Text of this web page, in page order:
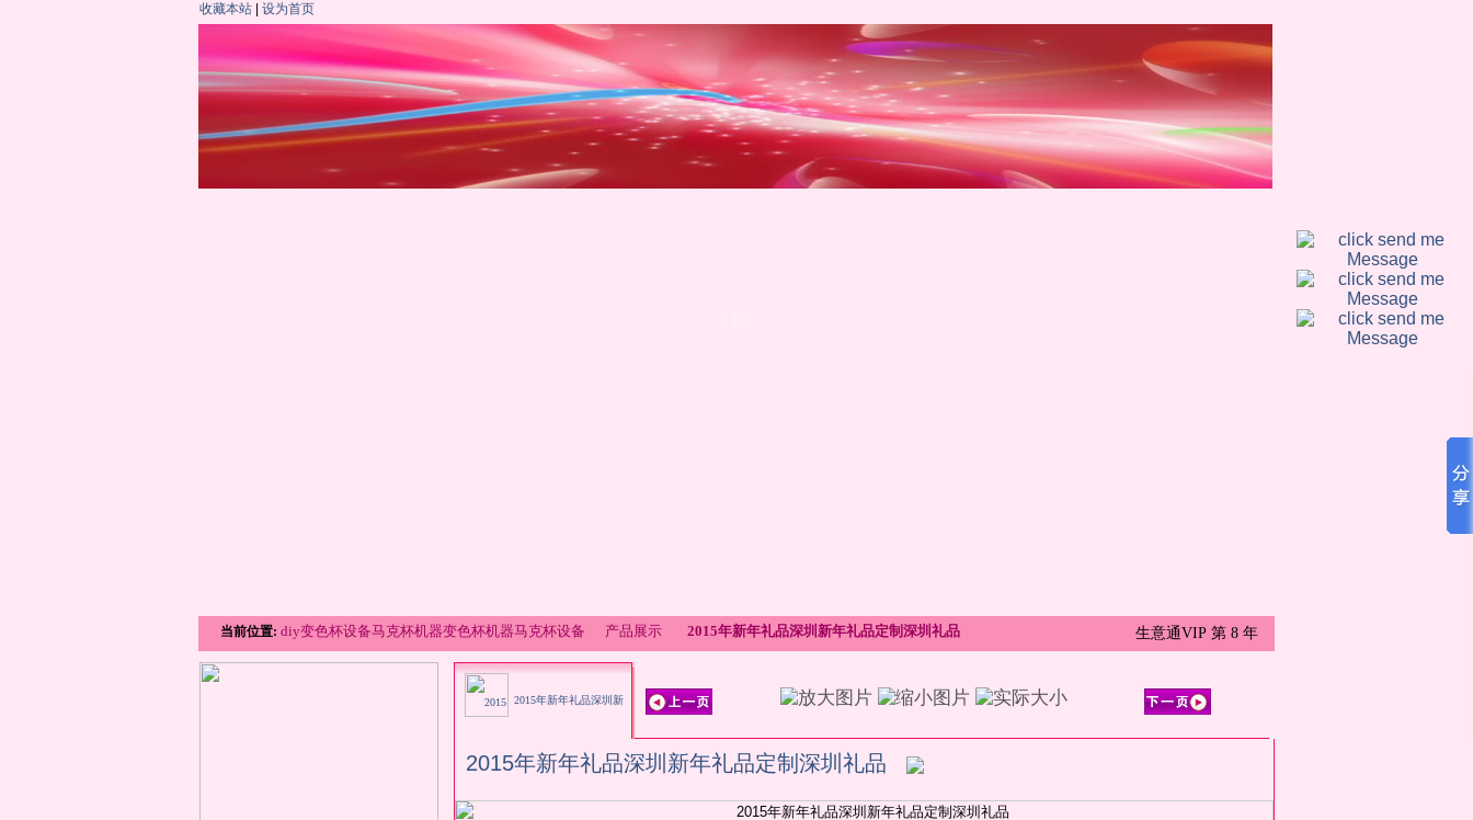
收藏本站 设为首页
当前位置: diy变色杯设备马克杯机器变色杯机器马克杯设备 产品展示 2015年新年礼品深圳新年礼品定制深圳礼品 生意通VIP 第 8 年
2015年新年礼品深圳新
年礼品定制深圳礼品
2015年新年礼品深圳新年礼品定制深圳礼品